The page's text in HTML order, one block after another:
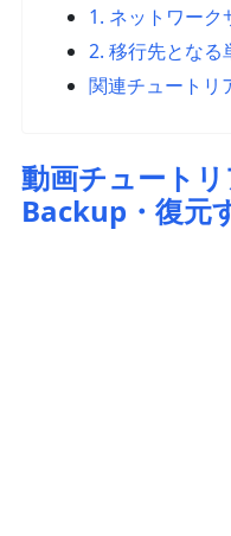
1. ネットワー
2. 移行先とな
関連チュートリ
動画チュート
Backup・復元